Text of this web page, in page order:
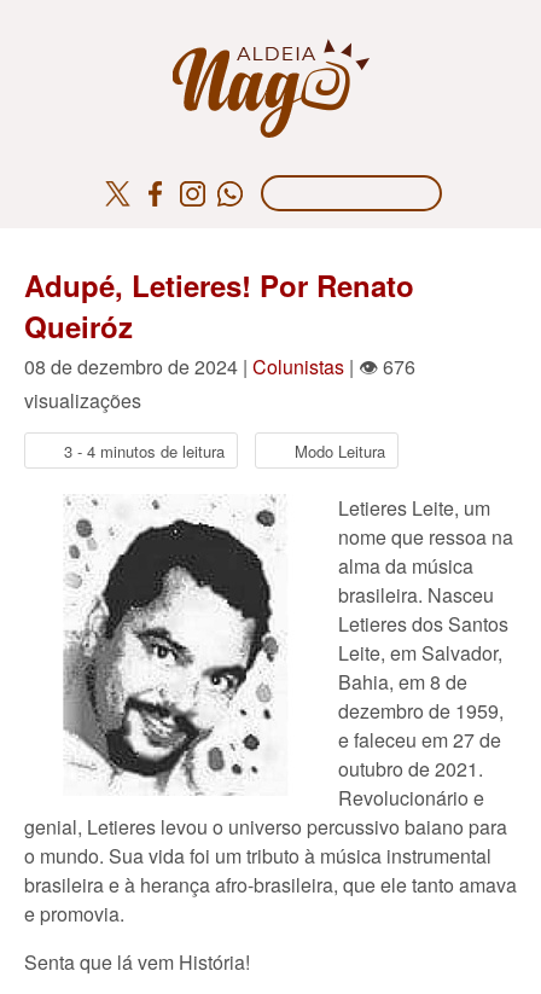
Adupé, Letieres! Por Renato
Queiróz
08 de dezembro de 2024 | Colunistas | 👁 676
visualizações
3 - 4 minutos de leitura Modo Leitura
Letieres Leite, um
nome que ressoa na
alma da música
brasileira. Nasceu
Letieres dos Santos
Leite, em Salvador,
Bahia, em 8 de
dezembro de 1959,
e faleceu em 27 de
outubro de 2021.
Revolucionário e
genial, Letieres levou o universo percussivo baiano para
o mundo. Sua vida foi um tributo à música instrumental
brasileira e à herança afro-brasileira, que ele tanto amava
e promovia.
Senta que lá vem História!